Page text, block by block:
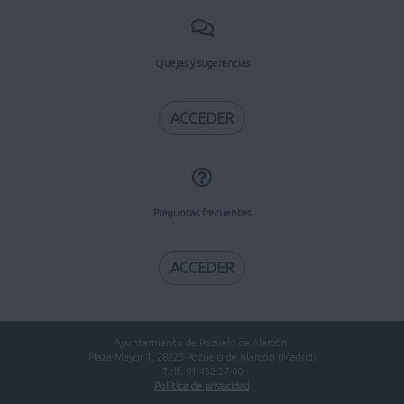
Quejas y sugerencias
ACCEDER
Preguntas frecuentes
ACCEDER
Ayuntamiento de Pozuelo de Alarcón.
Plaza Mayor 1, 28223 Pozuelo de Alarcón (Madrid)
Telf. 91 452 27 00
Política de privacidad